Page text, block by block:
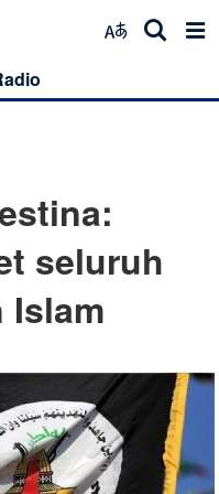
seluruh
Islam